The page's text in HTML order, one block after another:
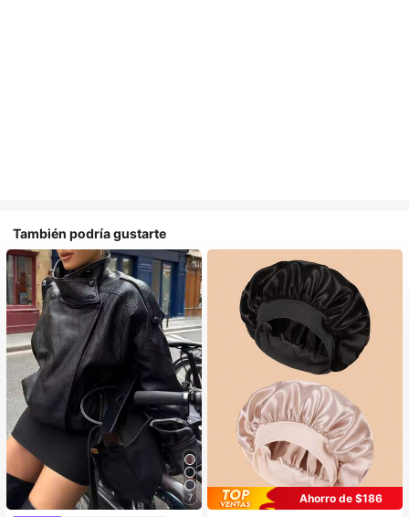
También podría gustarte
7
Ahorro de $186